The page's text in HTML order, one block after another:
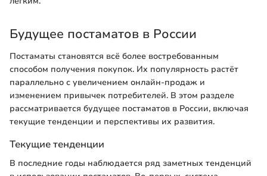
Будущее постаматов в России
Постаматы становятся всё более востребованным
способом получения покупок. Их популярность растёт
параллельно с увеличением онлайн-продаж и
изменением привычек потребителей. В этом разделе
рассматривается будущее постаматов в России, включая
текущие тенденции и перспективы их развития.
Текущие тенденции
В последние годы наблюдается ряд заметных тенденций